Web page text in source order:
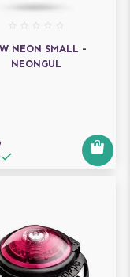
NEON SMALL -
NEONGUL